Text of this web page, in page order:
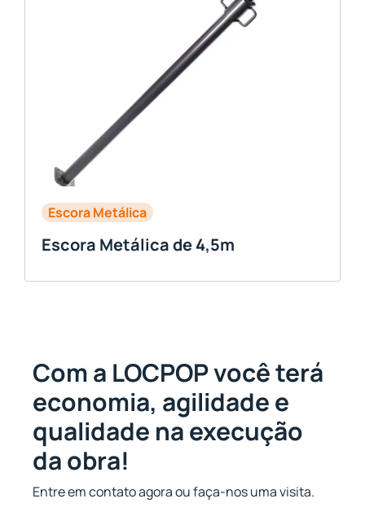
Escora Metálica
Escora Metálica de 4,5m
Com a LOCPOP você terá
economia, agilidade e
qualidade na execução
da obra!
Entre em contato agora ou faça-nos uma visita.